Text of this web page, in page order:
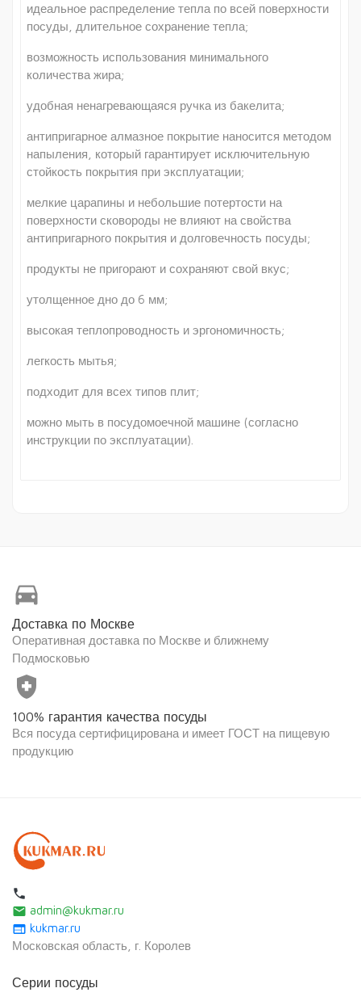
идеальное распределение тепла по всей поверхности
посуды, длительное сохранение тепла;
возможность использования минимального
количества жира;
удобная ненагревающаяся ручка из бакелита;
антипригарное алмазное покрытие наносится методом
напыления, который гарантирует исключительную
стойкость покрытия при эксплуатации;
мелкие царапины и небольшие потертости на
поверхности сковороды не влияют на свойства
антипригарного покрытия и долговечность посуды;
продукты не пригорают и сохраняют свой вкус;
утолщенное дно до 6 мм;
высокая теплопроводность и эргономичность;
легкость мытья;
подходит для всех типов плит;
можно мыть в посудомоечной машине (согласно
инструкции по эксплуатации).
directions_car
Доставка по Москве
Оперативная доставка по Москве и ближнему
Подмосковью
health_and_safety
100% гарантия качества посуды
Вся посуда сертифицирована и имеет ГОСТ на пищевую
продукцию
local_phone
email admin@kukmar.ru
web kukmar.ru
Московская область, г. Королев
Серии посуды